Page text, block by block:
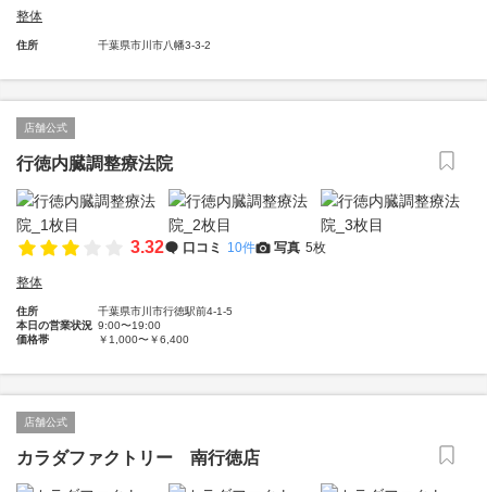
整体
住所 千葉県市川市八幡3-3-2
店舗公式
行徳内臓調整療法院
3.32 口コミ 10件 写真 5枚
整体
住所
千葉県市川市行徳駅前4-1-5
本日の営業状況 9:00〜19:00
価格帯
￥1,000〜￥6,400
店舗公式
カラダファクトリー 南行徳店